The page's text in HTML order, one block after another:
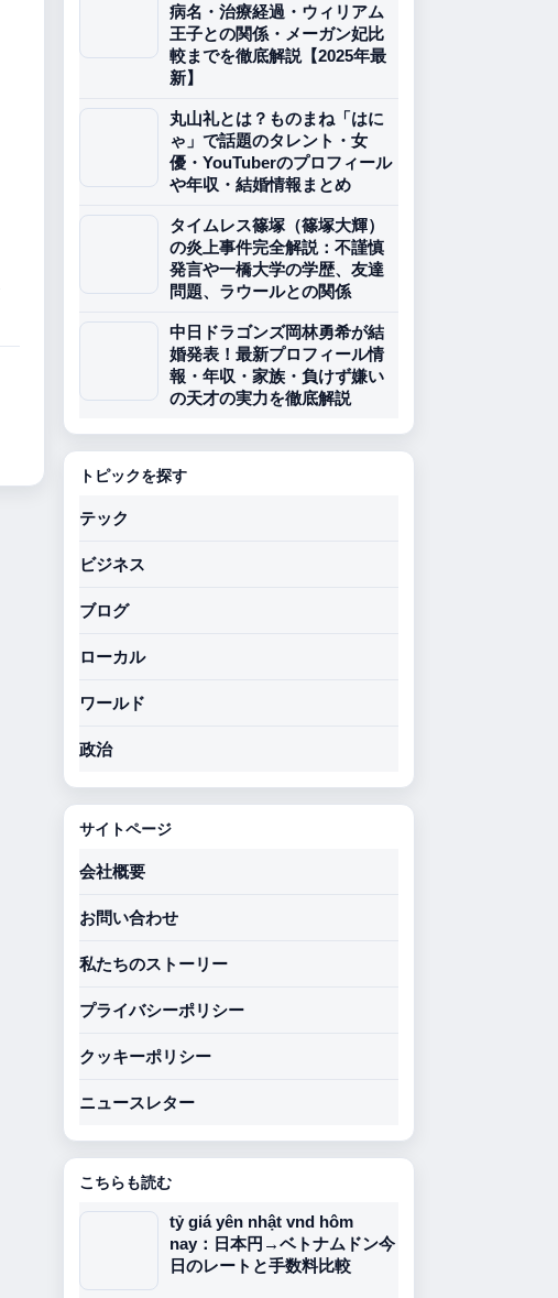
病名・治療経過・ウィリアム
王子との関係・メーガン妃比
較までを徹底解説【2025年最
新】
丸山礼とは？ものまね「はに
ゃ」で話題のタレント・女
優・YouTuberのプロフィール
や年収・結婚情報まとめ
タイムレス篠塚（篠塚大輝）
の炎上事件完全解説：不謹慎
発言や一橋大学の学歴、友達
問題、ラウールとの関係
中日ドラゴンズ岡林勇希が結
婚発表！最新プロフィール情
報・年収・家族・負けず嫌い
の天才の実力を徹底解説
トピックを探す
テック
ビジネス
ブログ
ローカル
ワールド
政治
サイトページ
会社概要
お問い合わせ
私たちのストーリー
プライバシーポリシー
クッキーポリシー
ニュースレター
こちらも読む
tỷ giá yên nhật vnd hôm
nay：日本円→ベトナムドン今
日のレートと手数料比較